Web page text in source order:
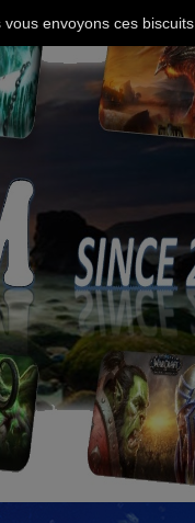
envoyons ces biscuits.